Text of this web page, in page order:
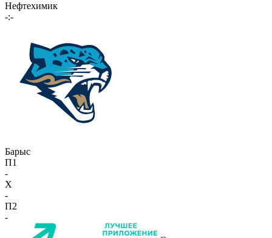
Нефтехимик
-:-
Барыс
П1
-
X
-
П2
-